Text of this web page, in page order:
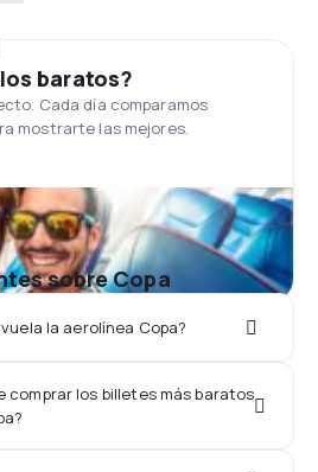
baratos?
Cada día comparamos
mostrarte las mejores.
sobre Copa
la aerolínea Copa?
comprar los billetes más baratos